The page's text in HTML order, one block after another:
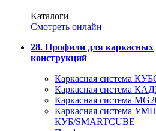
Каталоги
Смотреть онлайн
28. Профили для каркасных
конструкций
Каркасная система
Каркасная система
Каркасная система
Каркасная система
КУБ/SMARTCUBE